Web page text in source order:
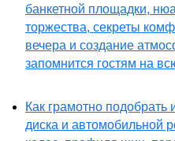
банкетной площадки,
торжества, секреты
вечера и создание
запомнится гостям на
Как грамотно
диска и автомобильной